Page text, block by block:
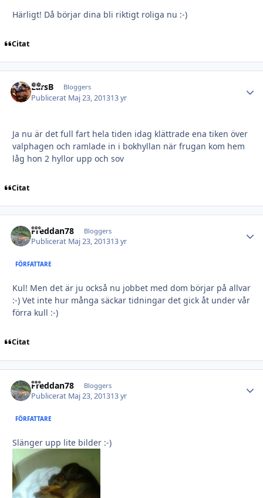
Härligt! Då börjar dina bli riktigt roliga nu :-)
Citat
LarsB Bloggers
Publicerat Maj 23, 201313 yr
Ja nu är det full fart hela tiden idag klättrade ena tiken över
valphagen och ramlade in i bokhyllan när frugan kom hem
låg hon 2 hyllor upp och sov
Citat
Freddan78 Bloggers
Publicerat Maj 23, 201313 yr
FÖRFATTARE
Kul! Men det är ju också nu jobbet med dom börjar på allvar
:-) Vet inte hur många säckar tidningar det gick åt under vår
förra kull :-)
Citat
Freddan78 Bloggers
Publicerat Maj 23, 201313 yr
FÖRFATTARE
Slänger upp lite bilder :-)